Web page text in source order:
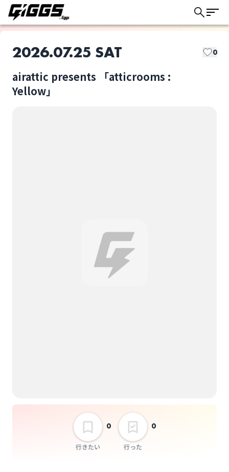
2026.07.25 SAT 0
airattic presents 「atticrooms :
Yellow」
行きたい
0
行った
0